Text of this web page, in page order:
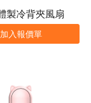
製冷背夾風扇
加入報價單